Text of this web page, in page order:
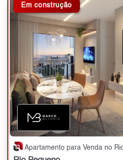
Em construção
Apartamento para Venda no Rio